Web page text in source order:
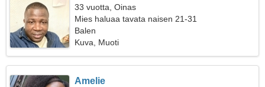
33 vuotta, Oinas
Mies haluaa tavata naisen 21-31
Balen
Kuva, Muoti
Amelie